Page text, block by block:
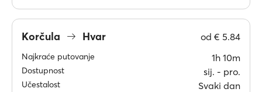
Korčula Hvar od € 5.84
Najkraće putovanje 1h 10m
Dostupnost sij. ‐ pro.
Učestalost Svaki dan